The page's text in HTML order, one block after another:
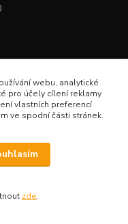
webu, analytické
pro účely cílení reklamy
vlastních preferencí
ve spodní části stránek.
zde.